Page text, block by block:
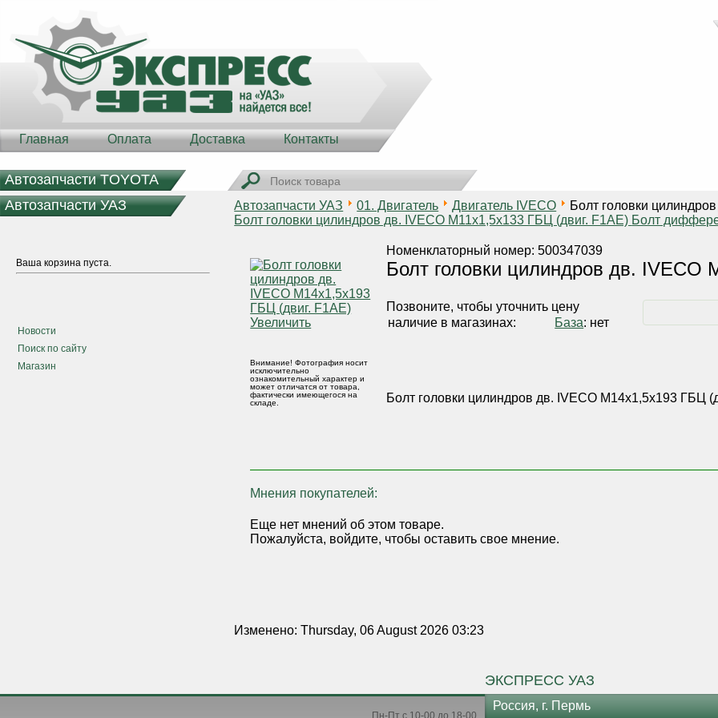
Главная Оплата Доставка Контакты
Автозапчасти TOYOTA
Автозапчасти УАЗ
Ваша корзина пуста.
Новости
Поиск по сайту
Магазин
Автозапчасти УАЗ 01. Двигатель Двигатель IVECO
Болт головки
Болт головки цилиндров дв. IVECO М11х1,5х133 ГБЦ (двиг. F1AE) Болт
Увеличить
Внимание! Фотография носит
исключительно
ознакомительный характер и
может отличатся от товара,
фактически имеющегося на
складе.
Номенклаторный номер: 500347039
Болт головки цилиндров дв. IVECO
Позвоните, чтобы уточнить цену
наличие в магазинах:
База: нет
Болт головки цилиндров дв. IVECO М14х1,5х193 ГБЦ
Мнения покупателей:
Еще нет мнений об этом товаре.
Пожалуйста, войдите, чтобы оставить свое мнение.
Изменено: Thursday, 06 August 2026 03:23
ЭКСПРЕСС УАЗ
Россия, г. Пермь